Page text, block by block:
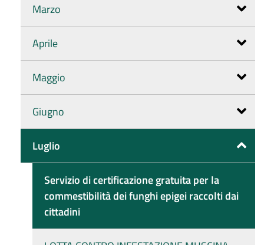
Marzo
Aprile
Maggio
Giugno
Luglio
Servizio di certificazione gratuita per la
commestibilità dei funghi epigei raccolti dai
cittadini